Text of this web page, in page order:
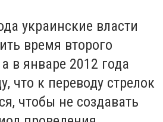
украинские власти
время второго
в январе 2012 года
что к переводу стрелок
чтобы не создавать